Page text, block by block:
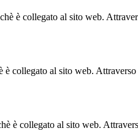
è collegato al sito web.
collegato al sito web.
è collegato al sito web.